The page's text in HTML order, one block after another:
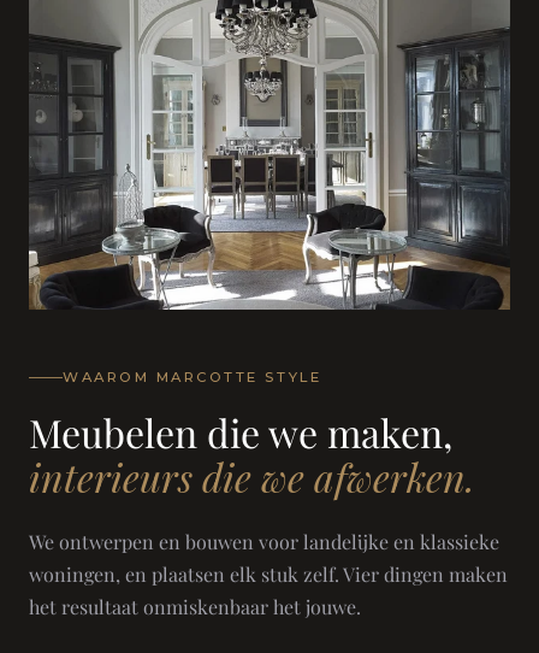
WAAROM MARCOTTE STYLE
Meubelen die we maken,
interieurs die we afwerken.
We ontwerpen en bouwen voor landelijke en klassieke
woningen, en plaatsen elk stuk zelf. Vier dingen maken
het resultaat onmiskenbaar het jouwe.